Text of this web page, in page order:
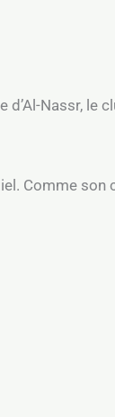
Nassr, le
Comme son